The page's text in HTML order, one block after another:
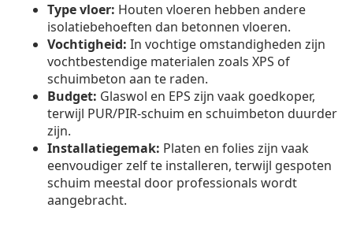
Type vloer: Houten vloeren hebben andere
isolatiebehoeften dan betonnen vloeren.
Vochtigheid: In vochtige omstandigheden zijn
vochtbestendige materialen zoals XPS of
schuimbeton aan te raden.
Budget: Glaswol en EPS zijn vaak goedkoper,
terwijl PUR/PIR-schuim en schuimbeton duurder
zijn.
Installatiegemak: Platen en folies zijn vaak
eenvoudiger zelf te installeren, terwijl gespoten
schuim meestal door professionals wordt
aangebracht.